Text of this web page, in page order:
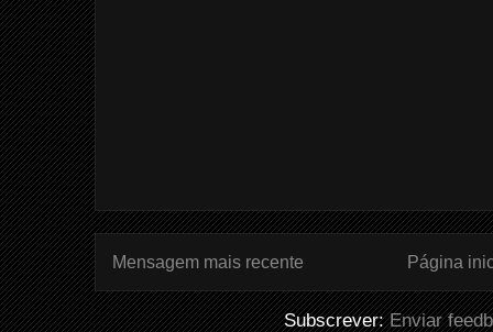
Mensagem mais recente Página
Subscrever:Enviar